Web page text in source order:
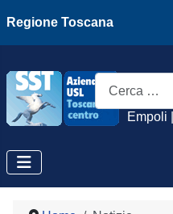
Regione Toscana
Empoli
Cerca